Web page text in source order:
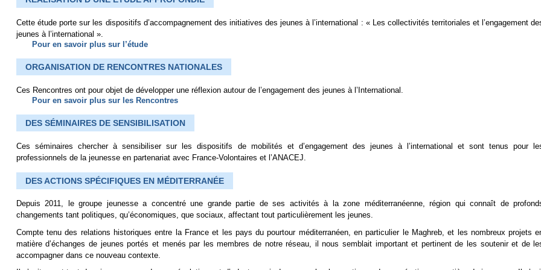
Cette étude porte sur les dispositifs d’accompagnement des initiatives des jeunes à l’international : « Les collectivités territoriales et l’engagement
jeunes à l’international ».
Pour en savoir plus sur l’étude
ORGANISATION DE RENCONTRES NATIONALES
Ces Rencontres ont pour objet de développer une réflexion autour de l’engagement des jeunes à l’International.
Pour en savoir plus sur les Rencontres
DES SÉMINAIRES DE SENSIBILISATION
Ces séminaires chercher à sensibiliser sur les dispositifs de mobilités et d’engagement des jeunes à l’international et sont tenus pour
professionnels de la jeunesse en partenariat avec France-Volontaires et l’ANACEJ.
DES ACTIONS SPÉCIFIQUES EN MÉDITERRANÉE
Depuis 2011, le groupe jeunesse a concentré une grande partie de ses activités à la zone méditerranéenne, région qui connaît de
changements tant politiques, qu’économiques, que sociaux, affectant tout particulièrement les jeunes.
Compte tenu des relations historiques entre la France et les pays du pourtour méditerranéen, en particulier le Maghreb, et les nombreux projets
matière d’échanges de jeunes portés et menés par les membres de notre réseau, il nous semblait important et pertinent de les soutenir et de
accompagner dans ce nouveau contexte.